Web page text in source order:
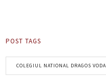
POST TAGS
COLEGIUL NATIONAL DRAGOS VODA